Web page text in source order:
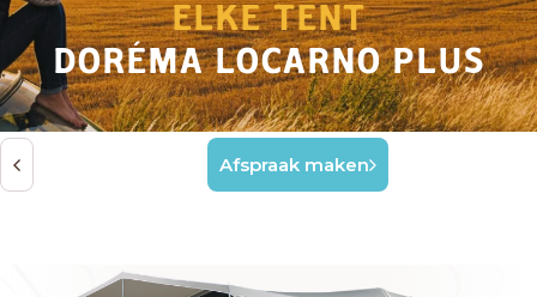
ELKE TENT
DORÉMA LOCARNO PLUS
Afspraak maken